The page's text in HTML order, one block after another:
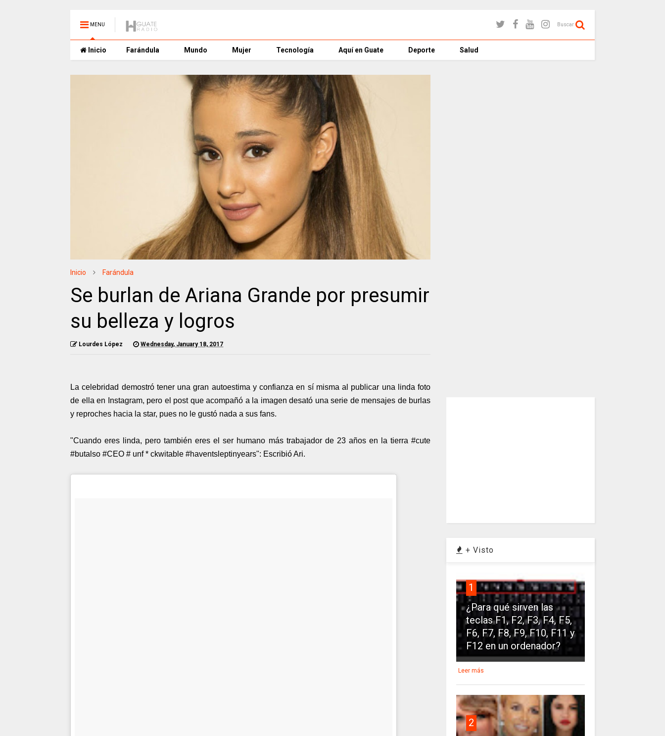
MENU Buscar
Inicio Farándula Mundo Mujer Tecnología Aquí en Guate Deporte Salud
Inicio Farándula
Se burlan de Ariana Grande por presumir
su belleza y logros
Lourdes López Wednesday, January 18, 2017
La celebridad demostró tener una gran autoestima y confianza en sí misma al publicar una linda foto
de ella en Instagram, pero el post que acompañó a la imagen desató una serie de mensajes de burlas
y reproches hacia la star, pues no le gustó nada a sus fans.
"Cuando eres linda, pero también eres el ser humano más trabajador de 23 años en la tierra #cute
#butalso #CEO # unf * ckwitable #haventsleptinyears": Escribió Ari.
+ Visto
1
¿Para qué sirven las
teclas F1, F2, F3, F4, F5,
F6, F7, F8, F9, F10, F11 y
F12 en un ordenador?
Leer más
2